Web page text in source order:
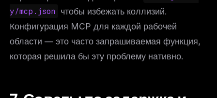
y/mcp.json чтобы избежать коллизий.
Конфигурация MCP для каждой рабочей
области — это часто запрашиваемая функция,
которая решила бы эту проблему нативно.